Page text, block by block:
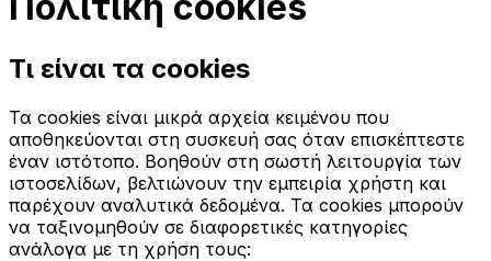
Τι είναι τα cookies
Τα cookies είναι μικρά αρχεία κειμένου που
αποθηκεύονται στη συσκευή σας όταν επισκέπτεστε
έναν ιστότοπο. Βοηθούν στη σωστή λειτουργία των
ιστοσελίδων, βελτιώνουν την εμπειρία χρήστη και
παρέχουν αναλυτικά δεδομένα. Τα cookies μπορούν
να ταξινομηθούν σε διαφορετικές κατηγορίες
ανάλογα με τη χρήση τους: